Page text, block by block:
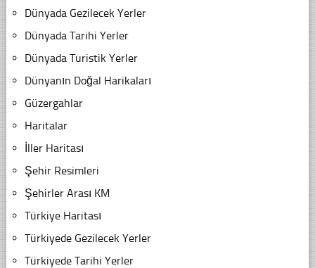
Dünyada Gezilecek Yerler
Dünyada Tarihi Yerler
Dünyada Turistik Yerler
Dünyanın Doğal Harikaları
Güzergahlar
Haritalar
İller Haritası
Şehir Resimleri
Şehirler Arası KM
Türkiye Haritası
Türkiyede Gezilecek Yerler
Türkiyede Tarihi Yerler